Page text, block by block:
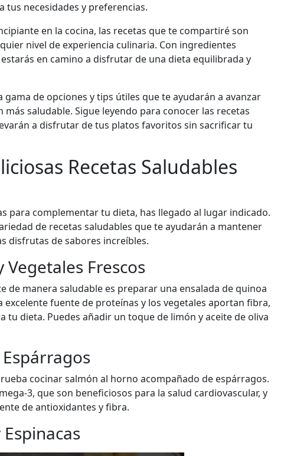
tus necesidades y preferencias.
en la cocina, las recetas que te compartiré son
nivel de experiencia culinaria. Con ingredientes
en camino a disfrutar de una dieta equilibrada y
de opciones y tips útiles que te ayudarán a avanzar
saludable. Sigue leyendo para conocer las recetas
a disfrutar de tus platos favoritos sin sacrificar tu
Recetas Saludables
para complementar tu dieta, has llegado al lugar indicado.
de recetas saludables que te ayudarán a mantener
disfrutas de sabores increíbles.
Frescos
de manera saludable es preparar una ensalada de quinoa
excelente fuente de proteínas y los vegetales aportan fibra,
tu dieta. Puedes añadir un toque de limón y aceite de oliva
cocinar salmón al horno acompañado de espárragos.
3, que son beneficiosos para la salud cardiovascular, y
de antioxidantes y fibra.